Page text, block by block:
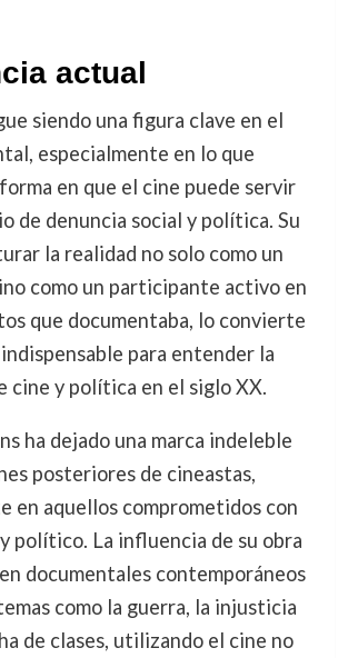
actual
siendo una figura clave en el
especialmente en lo que
en que el cine puede servir
de denuncia social y política. Su
la realidad no solo como un
como un participante activo en
que documentaba, lo convierte
para entender la
cine y política en el siglo XX.
ha dejado una marca indeleble
posteriores de cineastas,
en aquellos comprometidos con
político. La influencia de su obra
documentales contemporáneos
como la guerra, la injusticia
de clases, utilizando el cine no